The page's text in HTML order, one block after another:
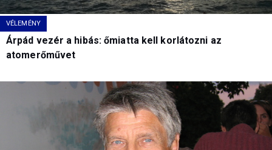
VÉLEMÉNY
Árpád vezér a hibás: őmiatta kell korlátozni az
atomerőművet